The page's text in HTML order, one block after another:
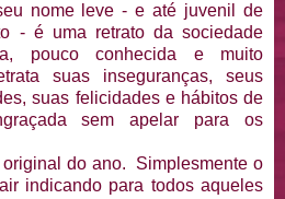
nome leve - e até juvenil de
- é uma retrato da sociedade
pouco conhecida e muito
suas inseguranças, seus
suas felicidades e hábitos de
sem apelar para os
do ano. Simplesmente o
indicando para todos aqueles